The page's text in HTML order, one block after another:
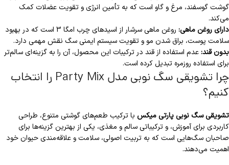
گوشت گوسفند، مرغ و گاو است که به تأمین انرژی و تقویت عضلات کمک
می‌کند.
دارای روغن ماهی:
روغن ماهی سرشار از اسیدهای چرب امگا 3 است که در بهبود
سلامت پوست، براق شدن مو و تقویت سیستم ایمنی سگ نقش مهمی دارد.
بدون قند:عدم استفاده از قند در ترکیبات این محصول، آن را به گزینه‌ای سالم‌تر
برای استفاده روزمره تبدیل کرده است.
چرا تشویقی سگ نوبی مدل Party Mix را انتخاب
کنیم؟
تشویقی سگ نوبی پارتی میکس با ترکیب طعم‌های گوشتی متنوع، طراحی
کاربردی برای آموزش، و ترکیباتی سالم و مغذی، یکی از بهترین گزینه‌ها برای
صاحبان سگ‌هایی است که به تربیت اصولی، سلامت و علاقه‌مندی حیوان خود
اهمیت می‌دهند.